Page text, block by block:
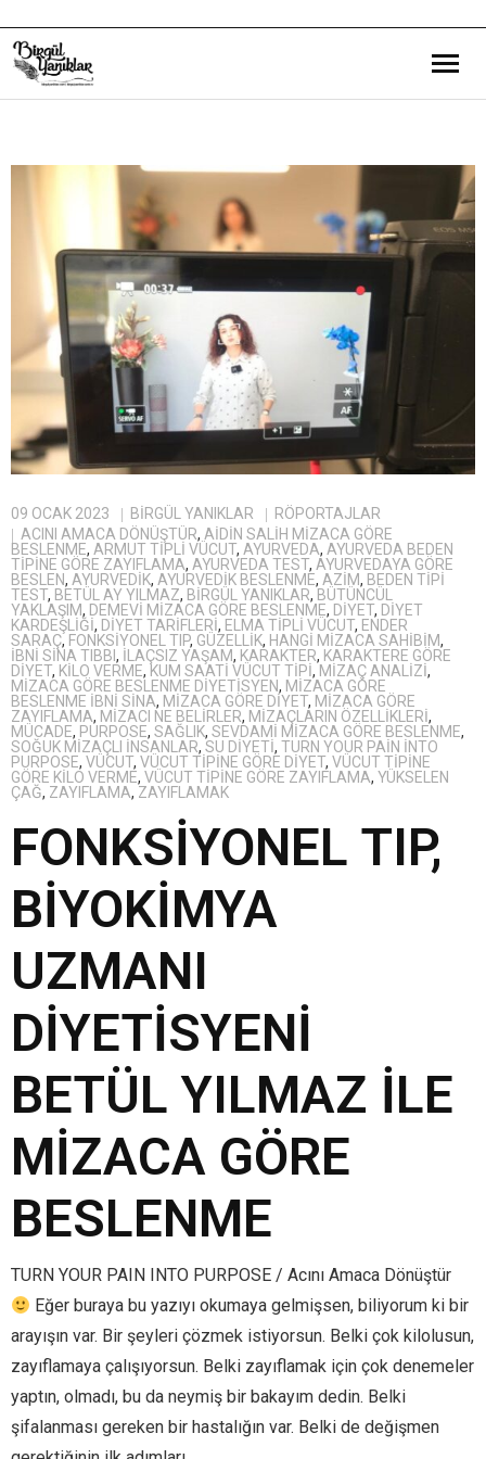
Eğitim Yazılarım
Gezi ve Kültür Yazılarım
Röportajlarım
Destek Olduğum Projeler
Yürüttüğüm Projeler
09 OCAK 2023 BIRGÜL YANIKLAR
RÖPORTAJLAR
ACINI AMACA DÖNÜŞTÜR, AIDIN SALIH MIZACA GÖRE
BESLENME, ARMUT TIPLI VÜCUT, AYURVEDA, AYURVEDA BEDEN
TIPINE GÖRE ZAYIFLAMA, AYURVEDA TEST, AYURVEDAYA GÖRE
BESLEN, AYURVEDIK, AYURVEDIK BESLENME, AZIM, BEDEN TIPI
TEST, BETÜL AY YILMAZ, BİRGÜL YANIKLAR, BÜTÜNCÜL
YAKLAŞIM, DEMEVI MIZACA GÖRE BESLENME, DIYET, DIYET
KARDEŞLIĞI, DIYET TARIFLERI, ELMA TIPLI VÜCUT, ENDER
SARAÇ, FONKSIYONEL TIP, GÜZELLIK, HANGI MIZACA SAHIBIM,
IBNI SINA TIBBI , ILAÇSIZ YAŞAM, KARAKTER, KARAKTERE GÖRE
DIYET, KILO VERME, KUM SAATI VÜCUT TIPI, MIZAÇ ANALIZI,
MIZACA GÖRE BESLENME DIYETISYEN, MIZACA GÖRE
BESLENME IBNI SINA, MIZACA GÖRE DIYET, MIZACA GÖRE
ZAYIFLAMA, MIZACI NE BELIRLER, MIZAÇLARIN ÖZELLIKLERI,
MÜCADE, PURPOSE, SAĞLIK, SEVDAMI MIZACA GÖRE BESLENME,
SOĞUK MIZAÇLI INSANLAR, SU DIYETI, TURN YOUR PAIN INTO
PURPOSE, VÜCUT, VÜCUT TIPINE GÖRE DIYET, VÜCUT TIPINE
GÖRE KILO VERME, VÜCUT TIPINE GÖRE ZAYIFLAMA, YÜKSELEN
ÇAĞ, ZAYIFLAMA, ZAYIFLAMAK
FONKSİYONEL TIP,
BİYOKİMYA
UZMANI
DİYETİSYENİ
BETÜL YILMAZ İLE
MİZACA GÖRE
BESLENME
TURN YOUR PAIN INTO PURPOSE / Acını Amaca Dönüştür
Eğer buraya bu yazıyı okumaya gelmişsen, biliyorum ki bir
arayışın var. Bir şeyleri çözmek istiyorsun. Belki çok kilolusun,
zayıflamaya çalışıyorsun. Belki zayıflamak için çok denemeler
yaptın, olmadı, bu da neymiş bir bakayım dedin. Belki
şifalanması gereken bir hastalığın var. Belki de değişmen